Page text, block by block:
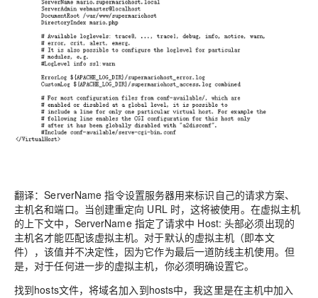
翻译：ServerName 指令设置服务器用来标识自己的请求方案、
主机名和端口。当创建重定向 URL 时，这将被使用。在虚拟主机
的上下文中，ServerName 指定了请求中 Host: 头部必须出现的
主机名才能匹配该虚拟主机。对于默认的虚拟主机（即本文
件），该值并不决定性，因为它作为最后一道防线主机使用。但
是，对于任何进一步的虚拟主机，你必须明确设置它。
找到hosts文件，将域名加入到hosts中，我这里是在主机中加入